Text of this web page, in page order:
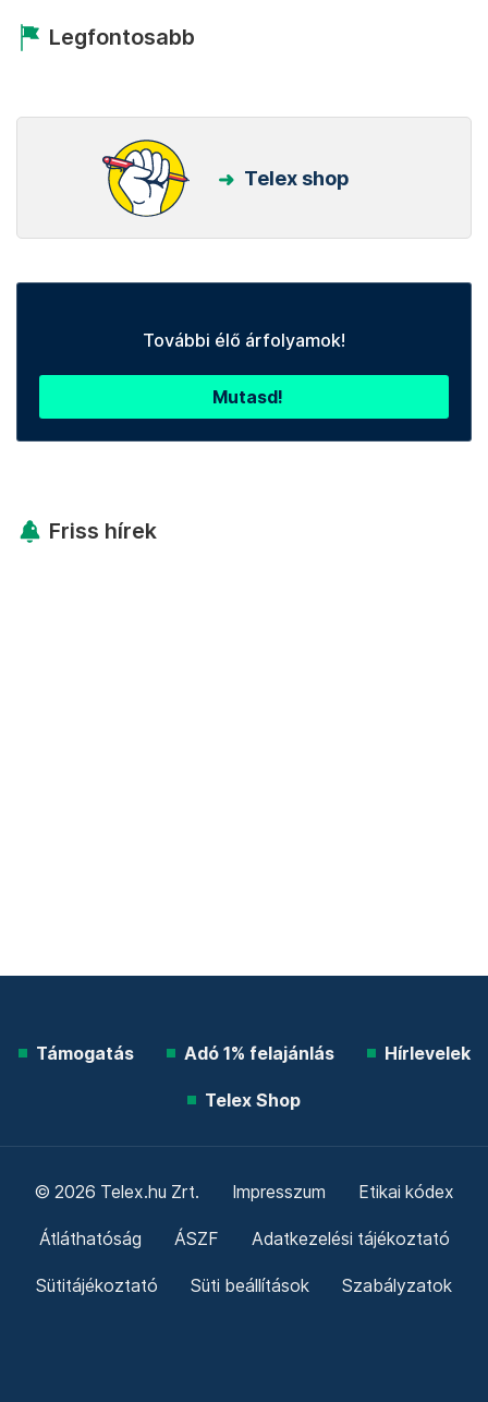
Legfontosabb
Telex shop
További élő árfolyamok!
Mutasd!
Friss hírek
Támogatás Adó 1% felajánlás Hírlevelek
Telex Shop
© 2026 Telex.hu Zrt. Impresszum Etikai kódex
Átláthatóság ÁSZF Adatkezelési tájékoztató
Sütitájékoztató Süti beállítások Szabályzatok